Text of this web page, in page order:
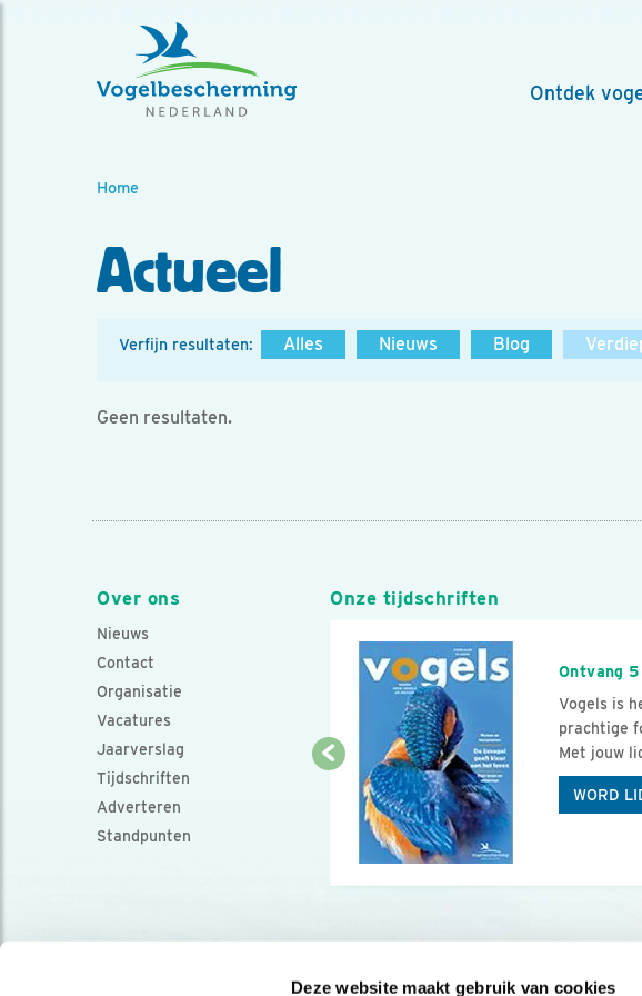
Deze website maakt gebruik van cookies
Ontdek
Home
Actueel
Verfijn resultaten: Alles Nieuws Blog
Geen resultaten.
Over ons
Nieuws
Contact
Organisatie
Vacatures
Jaarverslag
Tijdschriften
Adverteren
Standpunten
Onze tijdschriften
Ontvang
Vogels is
prachtige
Met jouw
WORD